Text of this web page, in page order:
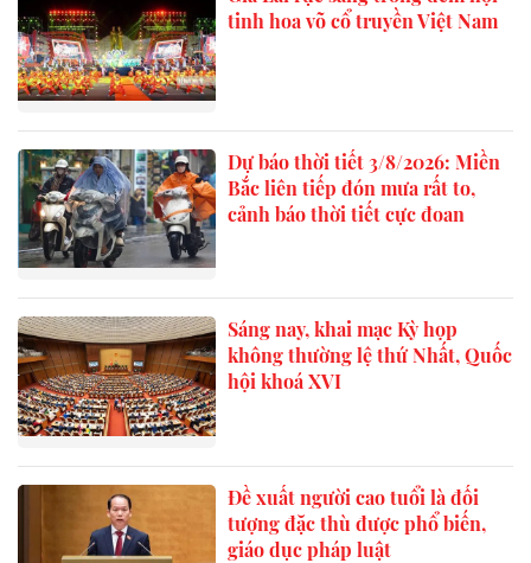
tinh hoa võ cổ truyền Việt Nam
Dự báo thời tiết 3/8/2026: Miền
Bắc liên tiếp đón mưa rất to,
cảnh báo thời tiết cực đoan
Sáng nay, khai mạc Kỳ họp
không thường lệ thứ Nhất, Quốc
hội khoá XVI
Đề xuất người cao tuổi là đối
tượng đặc thù được phổ biến,
giáo dục pháp luật